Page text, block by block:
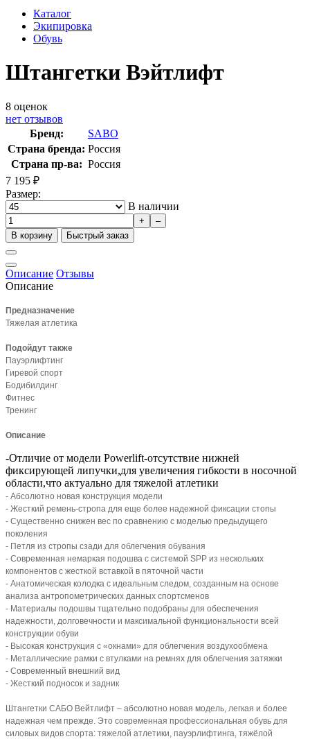
Каталог
Экипировка
Обувь
Штангетки Вэйтлифт
8 оценок
нет отзывов
Бренд:
SABO
Страна бренда: Россия
Страна пр-ва: Россия
7 195 ₽
Размер:
В наличии
+
–
В корзину
Быстрый заказ
Описание Отзывы
Описание
Предназначение
Тяжелая атлетика
Подойдут также
Пауэрлифтинг
Гиревой спорт
Бодибилдинг
Фитнес
Тренинг
Описание
-Отличие от модели Powerlift-отсутствие нижней
фиксирующей липучки,для увеличения гибкости в носочной
области,что актуально для тяжелой атлетики
- Абсолютно новая конструкция модели
- Жесткий ремень-стропа для еще более надежной фиксации стопы
- Существенно снижен вес по сравнению с моделью предыдущего
поколения
- Петля из стропы сзади для облегчения обувания
- Современная немаркая подошва с системой SPP из нескольких
компонентов с жесткой вставкой в пяточной части
- Анатомическая колодка с идеальным следом, созданным на основе
анализа антропометрических данных спортсменов
- Материалы подошвы тщательно подобраны для обеспечения
надежности, долговечности и максимальной функциональности всей
конструкции обуви
- Высокая конструкция с «окнами» для облегчения воздухообмена
- Металлические рамки с втулками на ремнях для облегчения затяжки
- Современный внешний вид
- Жесткий подносок и задник
Штангетки САБО Вейтлифт – абсолютно новая модель, легкая и более
надежная чем прежде. Это современная профессиональная обувь для
силовых видов спорта: тяжелой атлетики, пауэрлифтинга, тяжёлой